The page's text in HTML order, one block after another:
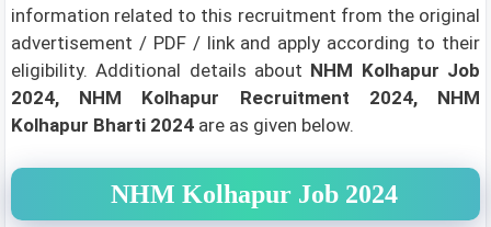
information related to this recruitment from the original
advertisement / PDF / link and apply according to their
eligibility.Additional details about NHM Kolhapur Job
2024, NHM Kolhapur Recruitment 2024, NHM
Kolhapur Bharti 2024 are as given below.
NHM Kolhapur Job 2024